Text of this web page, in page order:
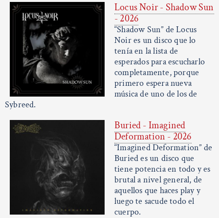
Locus Noir - Shadow Sun
- 2026
“Shadow Sun” de Locus
Noir es un disco que lo
tenía en la lista de
esperados para escucharlo
completamente, porque
primero espera nueva
música de uno de los de
Sybreed.
Buried - Imagined
Deformation - 2026
“Imagined Deformation” de
Buried es un disco que
tiene potencia en todo y es
brutal a nivel general, de
aquellos que haces play y
luego te sacude todo el
cuerpo.